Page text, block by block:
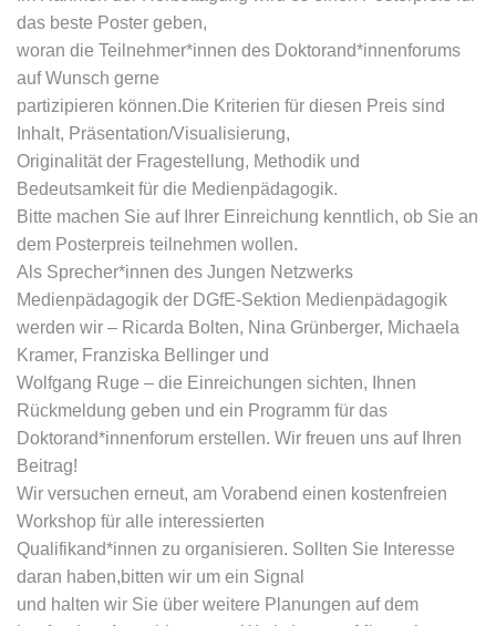
das beste Poster geben,
woran die Teilnehmer*innen des Doktorand*innenforums
auf Wunsch gerne
partizipieren können.Die Kriterien für diesen Preis sind
Inhalt, Präsentation/Visualisierung,
Originalität der Fragestellung, Methodik und
Bedeutsamkeit für die Medienpädagogik.
Bitte machen Sie auf Ihrer Einreichung kenntlich, ob Sie an
dem Posterpreis teilnehmen wollen.
Als Sprecher*innen des Jungen Netzwerks
Medienpädagogik der DGfE-Sektion Medienpädagogik
werden wir – Ricarda Bolten, Nina Grünberger, Michaela
Kramer, Franziska Bellinger und
Wolfgang Ruge – die Einreichungen sichten, Ihnen
Rückmeldung geben und ein Programm für das
Doktorand*innenforum erstellen. Wir freuen uns auf Ihren
Beitrag!
Wir versuchen erneut, am Vorabend einen kostenfreien
Workshop für alle interessierten
Qualifikand*innen zu organisieren. Sollten Sie Interesse
daran haben,bitten wir um ein Signal
und halten wir Sie über weitere Planungen auf dem